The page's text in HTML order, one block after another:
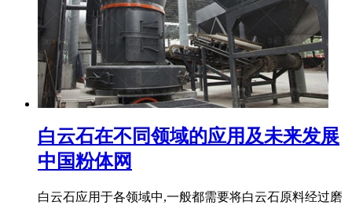
白云石在不同领域的应用及未来发展
中国粉体网
白云石应用于各领域中,一般都需要将白云石原料经过磨